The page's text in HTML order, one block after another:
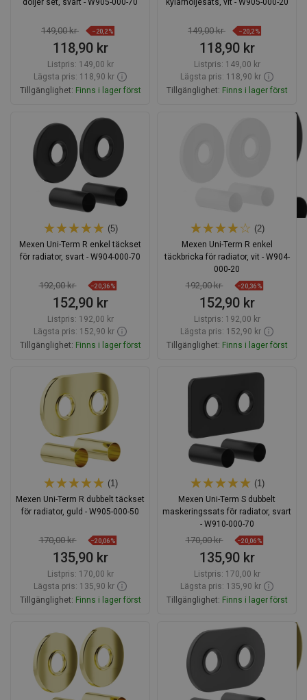
döljer set, svart - W905-000-70
149,00 kr −20,2%
118,90 kr
Listpris: 149,00 kr
Lägsta pris: 118,90 kr
Tillgänglighet: Finns i lager först
Lägg i varukorg
Favoriter
Jämför
kylarhöljesats, vit - W905-000-20
149,00 kr −20,2%
118,90 kr
Listpris: 149,00 kr
Lägsta pris: 118,90 kr
Tillgänglighet: Finns i lager först
(5)
Mexen Uni-Term R enkel täckset
för radiator, svart - W904-000-70
192,00 kr −20,36%
152,90 kr
Listpris: 192,00 kr
Lägsta pris: 152,90 kr
Tillgänglighet: Finns i lager först
Lägg i varukorg
favorite_border Favoriter
Jämför
(2)
Mexen Uni-Term R enkel
täckbricka för radiator, vit - W904-
000-20
192,00 kr −20,36%
152,90 kr
Listpris: 192,00 kr
Lägsta pris: 152,90 kr
Tillgänglighet: Finns i lager först
Lägg i varukorg
favorite_border Favoriter
Jämför
(1)
Mexen Uni-Term R dubbelt täckset
för radiator, guld - W905-000-50
170,00 kr −20,06%
135,90 kr
Listpris: 170,00 kr
Lägsta pris: 135,90 kr
Tillgänglighet: Finns i lager först
Lägg i varukorg
favorite_border Favoriter
Jämför
(1)
Mexen Uni-Term S dubbelt
maskeringssats för radiator, svart
- W910-000-70
170,00 kr −20,06%
135,90 kr
Listpris: 170,00 kr
Lägsta pris: 135,90 kr
Tillgänglighet: Finns i lager först
Lägg i varukorg
favorite_border Favoriter
Jämför